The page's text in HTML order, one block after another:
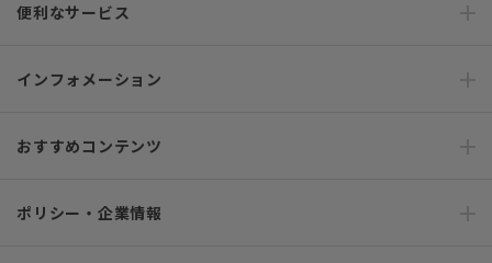
便利なサービス
インフォメーション
おすすめコンテンツ
ポリシー・企業情報